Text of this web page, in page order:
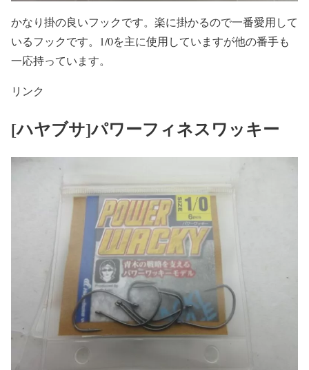
かなり掛の良いフックです。楽に掛かるので一番愛用して
いるフックです。1/0を主に使用していますが他の番手も
一応持っています。
リンク
[ハヤブサ]パワーフィネスワッキー